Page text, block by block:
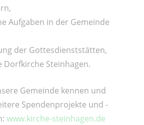
Aufgaben in der Gemeinde
der Gottesdienststätten,
Dorfkirche Steinhagen.
Gemeinde kennen und
Spendenprojekte und -
www.kirche-steinhagen.de